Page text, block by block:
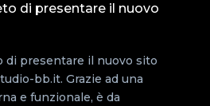
di presentare il nuovo
di presentare il nuovo sito
bb.it. Grazie ad una
e funzionale, è da